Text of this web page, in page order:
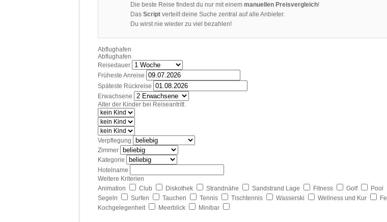
Die beste Reise findest du nur mit einem manuellen Preisvergleich!
Das Script verteilt deine Suche zentral auf alle Anbieter.
Du wirst nie wieder zu viel bezahlen!
Abflughafen
Abflughafen
Reisedauer
Früheste Anreise
Späteste Rückreise
Erwachsene
Alter der Kinder bei Reiseantritt
Verpflegung
Zimmer
Kategorie
Hotelname
Weitere Kriterien
Animation
Club Diskothek Strandnähe Sandstrand Lage Fitness Golf Pool
Segeln
Surfen Tauchen Tennis Tischtennis Wasserski Wellness und Kur
Kochgelegenheit
Meerblick Minibar